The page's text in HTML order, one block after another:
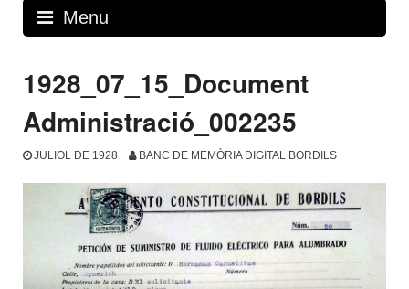
Menu
1928_07_15_Document
Administració_002235
JULIOL DE 1928 BANC DE MEMÒRIA DIGITAL BORDILS